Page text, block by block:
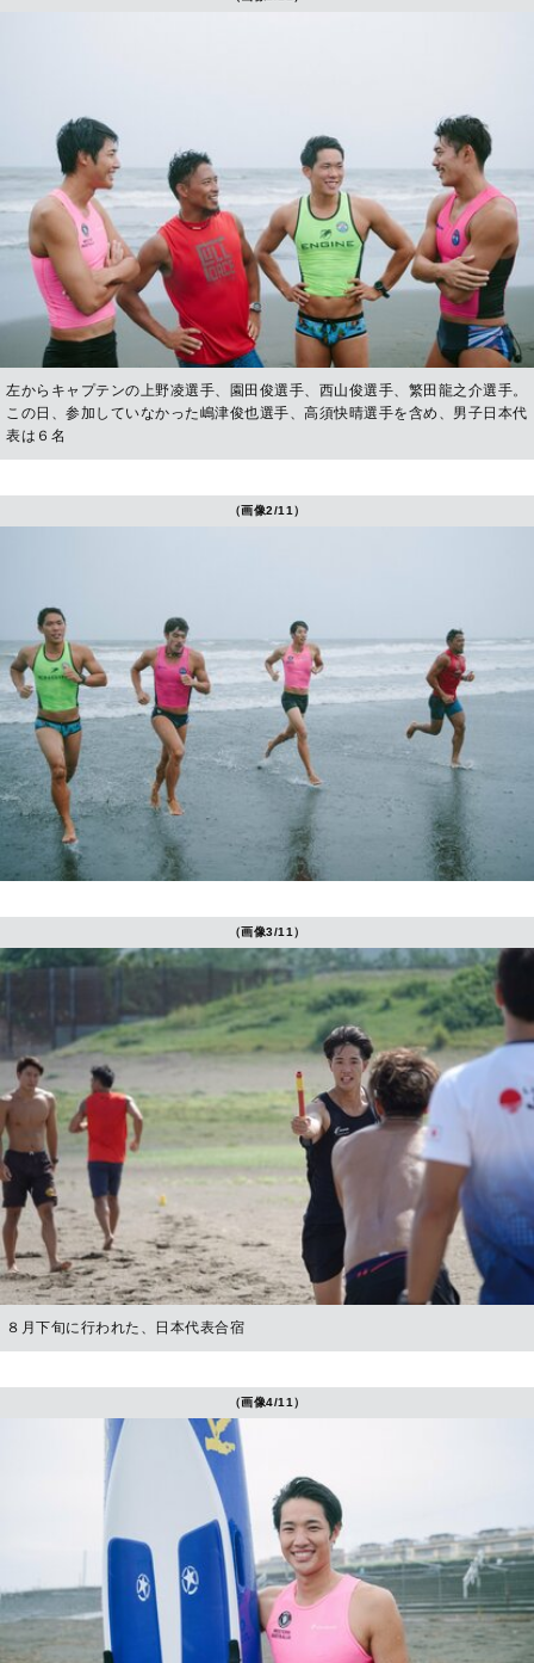
左からキャプテンの上野凌選手、園田俊選手、西山俊選手、繁田龍之介選手。
この日、参加していなかった嶋津俊也選手、高須快晴選手を含め、男子日本代
表は６名
（画像2/11）
（画像3/11）
８月下旬に行われた、日本代表合宿
（画像4/11）